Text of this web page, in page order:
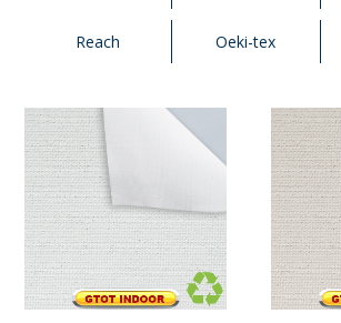
Reach Oeki-tex